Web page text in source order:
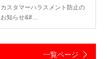
カスタマーハラスメント防止の
お知らせ&#…
一覧ページ